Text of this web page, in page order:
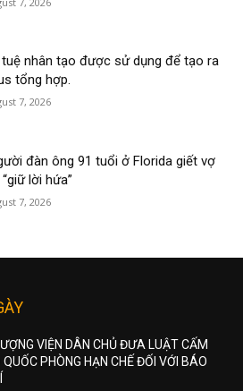
tuệ nhân tạo được sử dụng để tạo ra
tổng hợp.
7, 2026
đàn ông 91 tuổi ở Florida giết vợ
lời hứa”
7, 2026
VIỆN DÂN CHỦ ĐƯA LUẬT CẤM
QUỐC PHÒNG HẠN CHẾ ĐỐI VỚI BÁO